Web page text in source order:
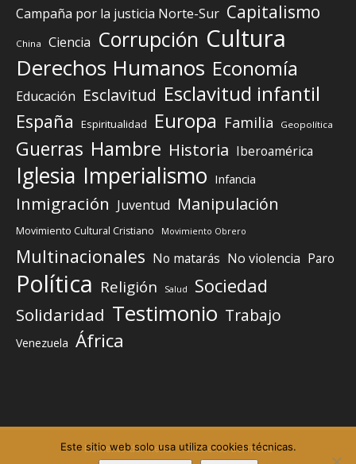
Campaña por la justicia Norte-Sur Capitalismo
China Ciencia Corrupción Cultura
Derechos Humanos Economía
Educación Esclavitud Esclavitud infantil
España Espiritualidad Europa Familia Geopolítica
Guerras Hambre Historia Iberoamérica
Iglesia Imperialismo Infancia
Inmigración Juventud Manipulación
Movimiento Cultural Cristiano Movimiento Obrero
Multinacionales No matarás No violencia Paro
Política Religión Salud Sociedad
Solidaridad Testimonio Trabajo
Venezuela África
Elemento del menú Elemento del menú
Este sitio web solo usa utiliza cookies técnicas.